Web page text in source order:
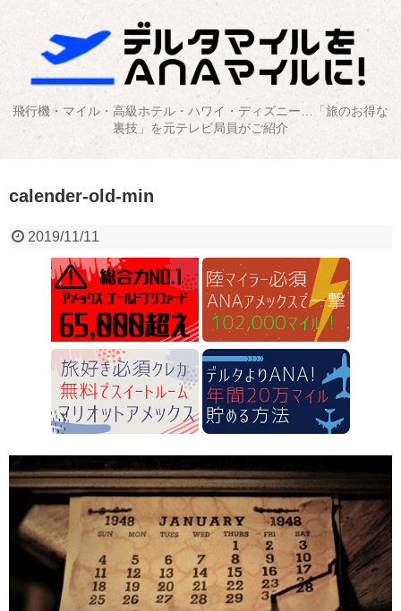
飛行機・マイル・高級ホテル・ハワイ・ディズニー…「旅のお得な
裏技」を元テレビ局員がご紹介
calender-old-min
2019/11/11